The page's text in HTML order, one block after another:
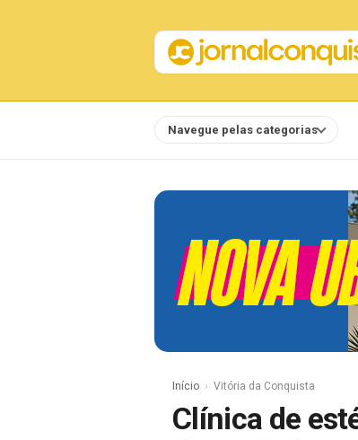
Navegue pelas categorias
Início Vitória da Conquista
Clínica de